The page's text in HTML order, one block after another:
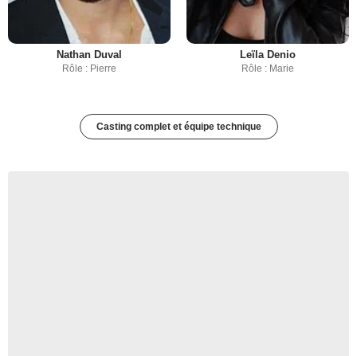
Nathan Duval
Rôle : Pierre
Leïla Denio
Rôle : Marie
Casting complet et équipe technique